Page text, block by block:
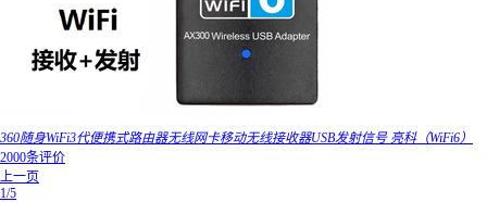
360随身WiFi3代便携式路由器无线网卡移动无线接收器USB发射信号 亮科（WiFi6）
2000条评价
上一页
1/5